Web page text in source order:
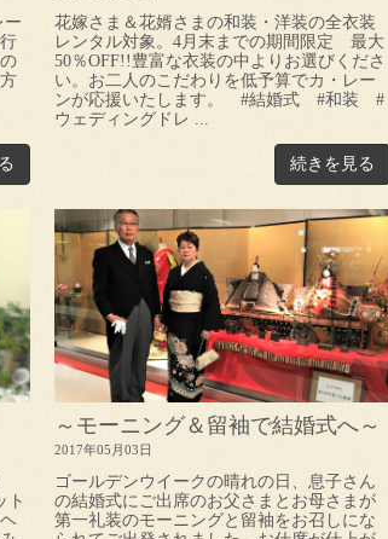
ー
花嫁さま＆花婿さまの和装・洋装の全衣装
レンタル対象。4月末までの期間限定 最大
50％OFF!!豊富な衣装の中よりお選びくださ
い。お二人のこだわりを低予算でカ・レー
ンが応援いたします。 #結婚式 #和装 #
ウェディングドレ ...
続きを見る
ト
～モーニング＆留袖で結婚式へ～
2017年05月03日
ゴールデンウイークの晴れの日、息子さん
の結婚式にご出席のお父さまとお母さまが
第一礼装のモーニングと留袖をお召しにな